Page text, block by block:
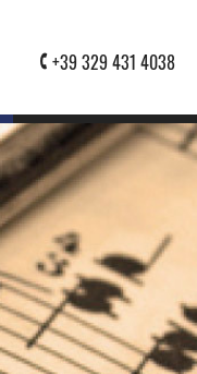
+39 329 431 4038